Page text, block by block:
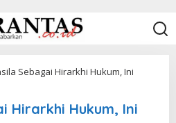
Sebagai Hirarkhi Hukum, Ini
Hirarkhi Hukum, Ini